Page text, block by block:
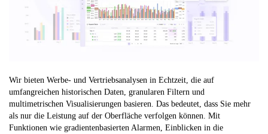
Wir bieten Werbe- und Vertriebsanalysen in Echtzeit, die auf
umfangreichen historischen Daten, granularen Filtern und
multimetrischen Visualisierungen basieren. Das bedeutet, dass Sie mehr
als nur die Leistung auf der Oberfläche verfolgen können. Mit
Funktionen wie gradientenbasierten Alarmen, Einblicken in die